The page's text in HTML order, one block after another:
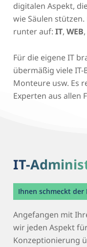
digitalen Aspekt,
wie Säulen
runter auf:IT,WEB,
Für die eigene IT
übermäßig viele IT-
Monteure usw. Es
Experten aus allen
IT-
Ihnen schmeckt der
Angefangen mit
wir jeden Aspekt
Konzeptionierung